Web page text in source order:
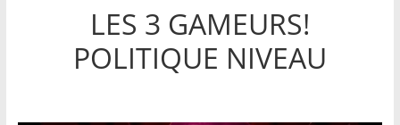
LES 3 GAMEURS!
POLITIQUE NIVEAU